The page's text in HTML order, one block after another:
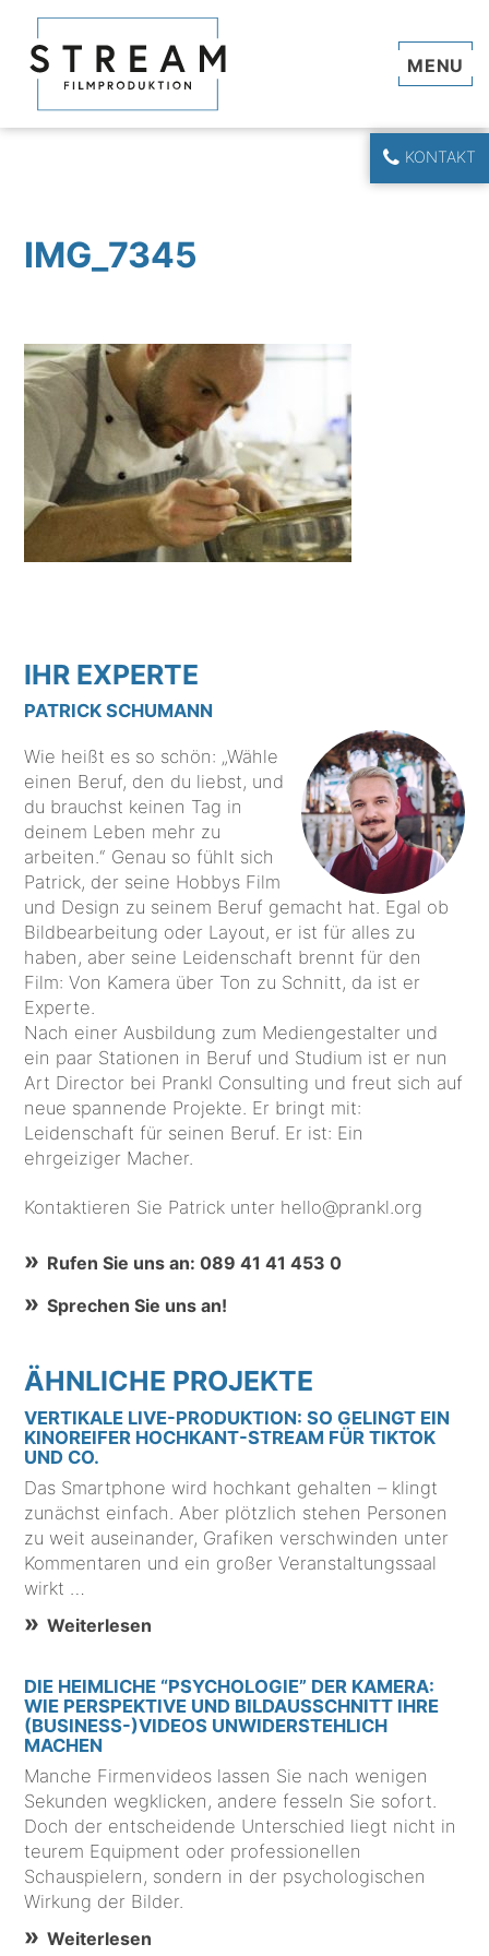
KONTAKT
IMG_7345
IHR EXPERTE
PATRICK SCHUMANN
Wie heißt es so schön: „Wähle
einen Beruf, den du liebst, und
du brauchst keinen Tag in
deinem Leben mehr zu
arbeiten.“ Genau so fühlt sich
Patrick, der seine Hobbys Film
und Design zu seinem Beruf gemacht hat. Egal ob
Bildbearbeitung oder Layout, er ist für alles zu
haben, aber seine Leidenschaft brennt für den
Film: Von Kamera über Ton zu Schnitt, da ist er
Experte.
Nach einer Ausbildung zum Mediengestalter und
ein paar Stationen in Beruf und Studium ist er nun
Art Director bei Prankl Consulting und freut sich auf
neue spannende Projekte. Er bringt mit:
Leidenschaft für seinen Beruf. Er ist: Ein
ehrgeiziger Macher.
Kontaktieren Sie Patrick unter hello@prankl.org
Rufen Sie uns an: 089 41 41 453 0
Sprechen Sie uns an!
ÄHNLICHE PROJEKTE
VERTIKALE LIVE-PRODUKTION: SO GELINGT EIN
KINOREIFER HOCHKANT-STREAM FÜR TIKTOK
UND CO.
Das Smartphone wird hochkant gehalten – klingt
zunächst einfach. Aber plötzlich stehen Personen
zu weit auseinander, Grafiken verschwinden unter
Kommentaren und ein großer Veranstaltungssaal
wirkt …
Weiterlesen
DIE HEIMLICHE “PSYCHOLOGIE” DER KAMERA:
WIE PERSPEKTIVE UND BILDAUSSCHNITT IHRE
(BUSINESS-)VIDEOS UNWIDERSTEHLICH
MACHEN
Manche Firmenvideos lassen Sie nach wenigen
Sekunden wegklicken, andere fesseln Sie sofort.
Doch der entscheidende Unterschied liegt nicht in
teurem Equipment oder professionellen
Schauspielern, sondern in der psychologischen
Wirkung der Bilder.
Weiterlesen